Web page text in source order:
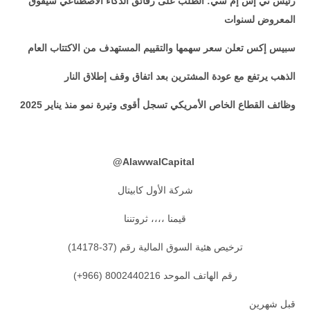
المعروض لسنوات
سبيس إكس تعلن سعر سهمها والتقييم المستهدف من الاكتتاب العام
الذهب يرتفع مع عودة المشترين بعد اتفاق وقف إطلاق النار
وظائف القطاع الخاص الأمريكي تسجل أقوى وتيرة نمو منذ يناير 2025
AlawwalCapital
@
شركة الأول كابيتال
قيمنا ،،،، ثروتننا
ترخيص هئية السوق المالية رقم (37-14178)
رقم الهاتف الموحد 8002440216 (966+)
قبل شهرين